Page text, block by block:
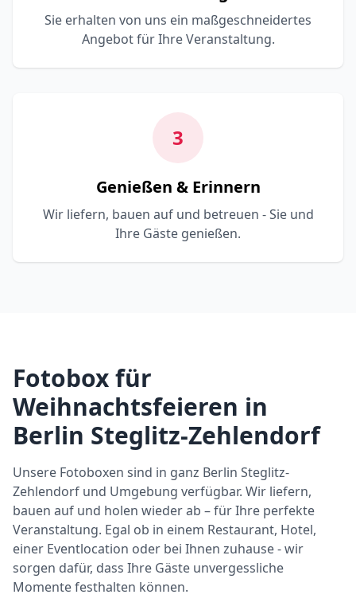
Sie erhalten von uns ein maßgeschneidertes
Angebot für Ihre Veranstaltung.
3
Genießen & Erinnern
Wir liefern, bauen auf und betreuen - Sie und
Ihre Gäste genießen.
Fotobox für
Weihnachtsfeieren in
Berlin Steglitz-Zehlendorf
Unsere Fotoboxen sind in ganz Berlin Steglitz-
Zehlendorf und Umgebung verfügbar. Wir liefern,
bauen auf und holen wieder ab – für Ihre perfekte
Veranstaltung. Egal ob in einem Restaurant, Hotel,
einer Eventlocation oder bei Ihnen zuhause - wir
sorgen dafür, dass Ihre Gäste unvergessliche
Momente festhalten können.